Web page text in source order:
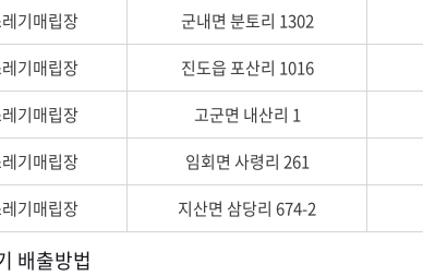
기매립장
군내면 분토리 1302
기매립장
진도읍 포산리 1016
기매립장
고군면 내산리 1
기매립장
임회면 사령리 261
기매립장
지산면 삼당리 674-2
배출방법